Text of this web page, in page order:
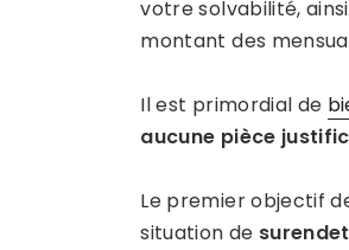
votre solvabilité,
montant des
Il est primordial de
aucune pièce
Le premier objectif
situation de